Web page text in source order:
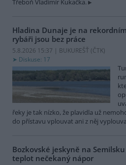
Třeboň Vladimír Kukačka.
Hladina Dunaje je na
rybáři jsou bez práce
5.8.2026 15:37 | BUKUREŠŤ (ČTK)
Diskuse: 17
řeky je tak nízko, že plavidla už
do přístavu vplouvat ani z něj
Bozkovské jeskyně na
teplot nečekaný nápor